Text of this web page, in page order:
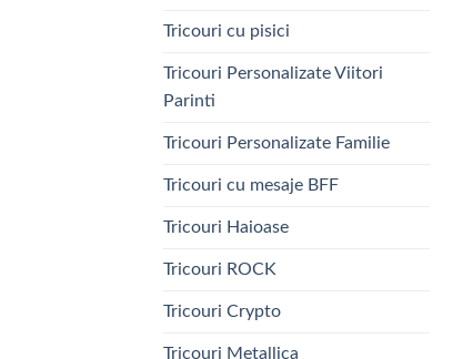
Tricouri cu pisici
Tricouri Personalizate Viitori
Parinti
Tricouri Personalizate Familie
Tricouri cu mesaje BFF
Tricouri Haioase
Tricouri ROCK
Tricouri Crypto
Tricouri Metallica